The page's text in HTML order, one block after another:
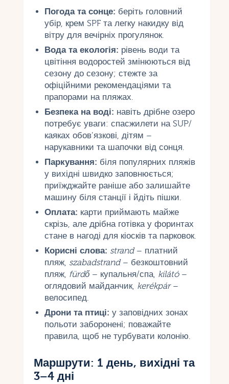
Погода та сонце: беріть головний
убір, крем SPF та легку накидку від
вітру для вечірніх прогулянок.
Вода та екологія: рівень води та
цвітіння водоростей змінюються від
сезону до сезону; стежте за
офіційними рекомендаціями та
прапорами на пляжах.
Безпека на воді: навіть дрібне озеро
потребує уваги: ​​спасжилети на SUP/
каяках обов’язкові, дітям –
нарукавники та шапочки від сонця.
Паркування: біля популярних пляжів
у вихідні швидко заповнюється;
приїжджайте раніше або залишайте
машину біля станції і йдіть пішки.
Оплата: карти приймають майже
скрізь, але дрібна готівка у форинтах
стане в нагоді для кіосків та парковок.
Корисні слова: strand– платний
пляж, szabadstrand– безкоштовний
пляж, fürdő– купальня/спа, kilátó–
оглядовий майданчик, kerékpár–
велосипед.
Дрони та птиці: у заповідних зонах
польоти заборонені; поважайте
правила, щоб не турбувати колонію.
Маршрути: 1 день, вихідні та
3–4 дні